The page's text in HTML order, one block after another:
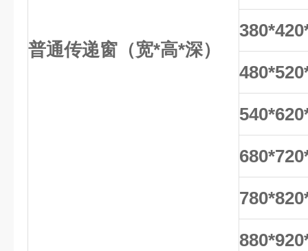
普通传递窗（宽*高*深）